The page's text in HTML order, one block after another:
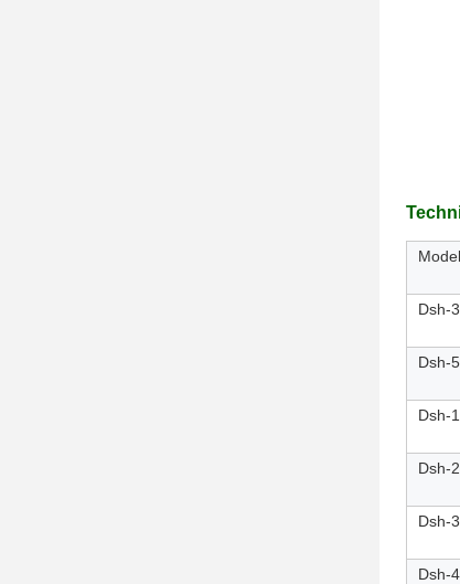
Model
Dsh-
Dsh-
Dsh-
Dsh-
Dsh-
Dsh-